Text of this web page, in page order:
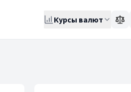
Курсы валют